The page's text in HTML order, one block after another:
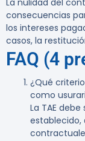
La nulidad del
consecuencias
los intereses
casos, la
FAQ (4
¿Qué
como
La TAE
establecido,